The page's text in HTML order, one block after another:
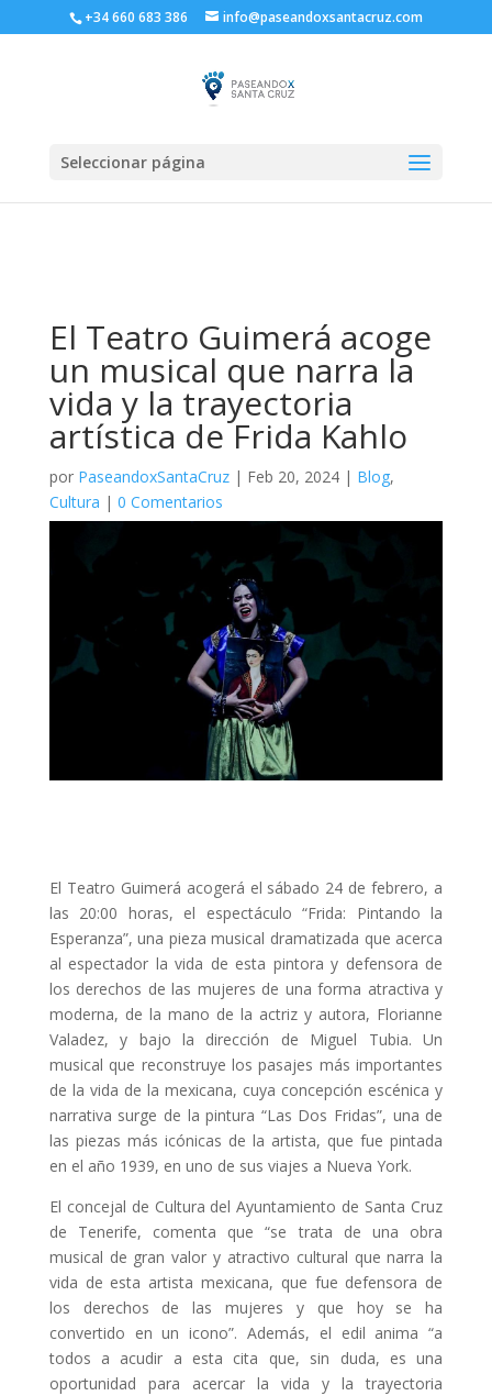
+34 660 683 386 info@paseandoxsantacruz.com
Seleccionar página
El Teatro Guimerá acoge
un musical que narra la
vida y la trayectoria
artística de Frida Kahlo
por PaseandoxSantaCruz| Feb 20, 2024| Blog,
Cultura | 0 Comentarios
El Teatro Guimerá acogerá el sábado 24 de febrero, a
las 20:00 horas, el espectáculo “Frida: Pintando la
Esperanza”, una pieza musical dramatizada que acerca
al espectador la vida de esta pintora y defensora de
los derechos de las mujeres de una forma atractiva y
moderna, de la mano de la actriz y autora, Florianne
Valadez, y bajo la dirección de Miguel Tubia. Un
musical que reconstruye los pasajes más importantes
de la vida de la mexicana, cuya concepción escénica y
narrativa surge de la pintura “Las Dos Fridas”, una de
las piezas más icónicas de la artista, que fue pintada
en el año 1939, en uno de sus viajes a Nueva York.
El concejal de Cultura del Ayuntamiento de Santa Cruz
de Tenerife, comenta que “se trata de una obra
musical de gran valor y atractivo cultural que narra la
vida de esta artista mexicana, que fue defensora de
los derechos de las mujeres y que hoy se ha
convertido en un icono”. Además, el edil anima “a
todos a acudir a esta cita que, sin duda, es una
oportunidad para acercar la vida y la trayectoria